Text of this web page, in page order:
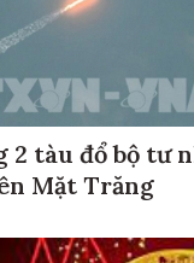
2 tàu đổ bộ tư
Mặt Trăng